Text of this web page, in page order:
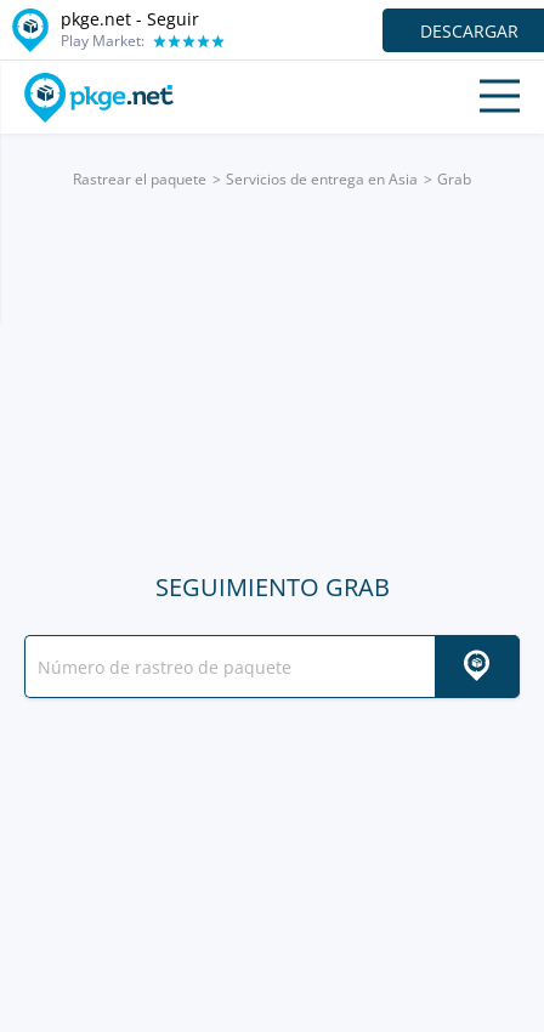
pkge.net - Seguir
Play Market: DESCARGAR
Rastrear el paquete Servicios de entrega en Asia Grab
SEGUIMIENTO GRAB